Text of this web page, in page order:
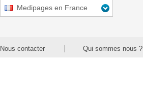
Medipages en France
Nous contacter Qui sommes nous ?